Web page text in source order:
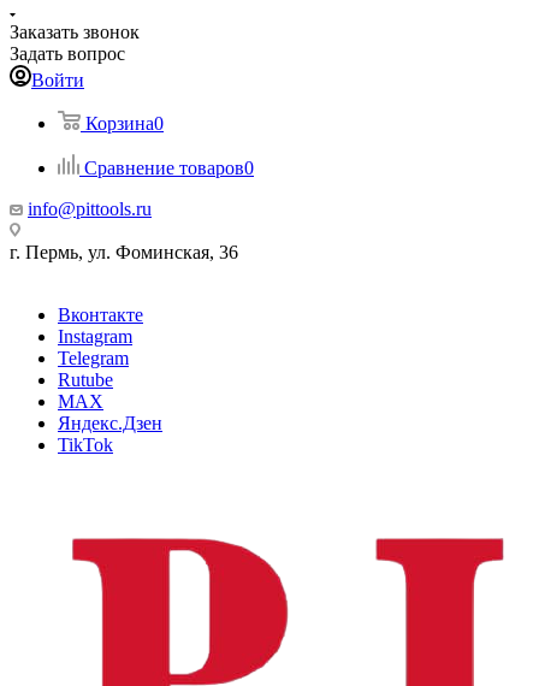
Заказать звонок
Задать вопрос
Войти
Корзина0
Сравнение товаров0
info@pittools.ru
г. Пермь, ул. Фоминская, 36
Вконтакте
Instagram
Telegram
Rutube
MAX
Яндекс.Дзен
TikTok